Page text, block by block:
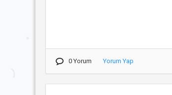
0 Yorum Yorum Yap